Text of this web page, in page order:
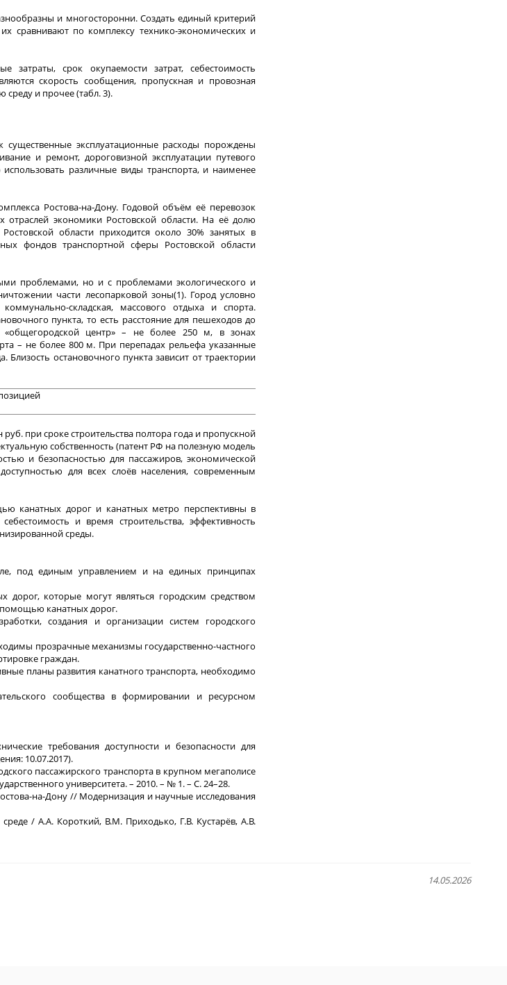
и многосторонни. Создать единый критерий
сравнивают по комплексу технико-экономических и
срок окупаемости затрат, себестоимость
скорость сообщения, пропускная и провозная
и прочее (табл. 3).
существенные эксплуатационные расходы порождены
и ремонт, дороговизной эксплуатации путевого
различные виды транспорта, и наименее
Ростова-на-Дону. Годовой объём её перевозок
экономики Ростовской области. На её долю
области приходится около 30% занятых в
фондов транспортной сферы Ростовской области
проблемами, но и с проблемами экологического и
части лесопарковой зоны(1). Город условно
складская, массового отдыха и спорта.
пункта, то есть расстояние для пешеходов до
«общегородской центр» – не более 250 м, в зонах
– не более 800 м. При перепадах рельефа указанные
остановочного пункта зависит от траектории
при сроке строительства полтора года и пропускной
собственность (патент РФ на полезную модель
и безопасностью для пассажиров, экономической
для всех слоёв населения, современным
канатных дорог и канатных метро перспективны в
и время строительства, эффективность
среды.
под единым управлением и на единых принципах
которые могут являться городским средством
помощью канатных дорог.
создания и организации систем городского
прозрачные механизмы государственно-частного
граждан.
планы развития канатного транспорта, необходимо
сообщества в формировании и ресурсном
требования доступности и безопасности для
10.07.2017).
пассажирского транспорта в крупном мегаполисе
университета. – 2010. – № 1. – С. 24–28.
на-Дону // Модернизация и научные исследования
/ А.А. Короткий, В.М. Приходько, Г.В. Кустарёв, А.В.
14.05.2026